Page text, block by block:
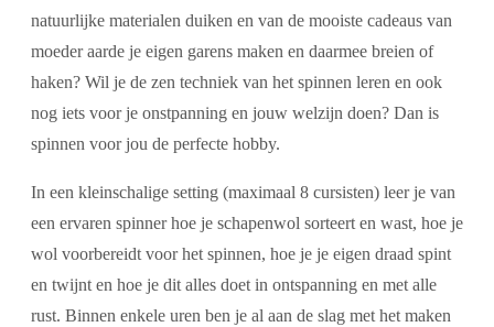
natuurlijke materialen duiken en van de mooiste cadeaus van
moeder aarde je eigen garens maken en daarmee breien of
haken? Wil je de zen techniek van het spinnen leren en ook
nog iets voor je onstpanning en jouw welzijn doen? Dan is
spinnen voor jou de perfecte hobby.
In een kleinschalige setting (maximaal 8 cursisten) leer je van
een ervaren spinner hoe je schapenwol sorteert en wast, hoe je
wol voorbereidt voor het spinnen, hoe je je eigen draad spint
en twijnt en hoe je dit alles doet in ontspanning en met alle
rust. Binnen enkele uren ben je al aan de slag met het maken